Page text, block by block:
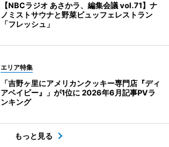
【NBCラジオ あさかラ、編集会議 vol.71】ナ
ノミストサウナと野菜ビュッフェレストラン
「フレッシュ」
エリア特集
「吉野ヶ里にアメリカンクッキー専門店『ディ
アベイビー』」が1位に 2026年6月記事PVラ
ンキング
もっと見る